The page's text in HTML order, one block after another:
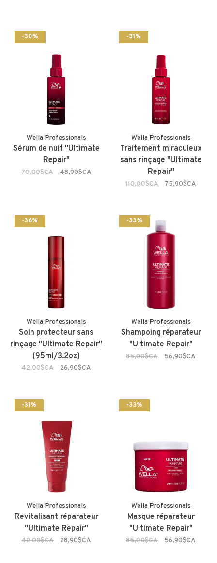
-30%
Wella Professionals
Sérum de nuit "Ultimate
Repair"
70,00$CA 48,90$CA
-31%
Wella Professionals
Traitement miraculeux
sans rinçage "Ultimate
Repair"
110,00$CA 75,90$CA
-36%
Wella Professionals
Soin protecteur sans
rinçage "Ultimate Repair"
(95ml/3.2oz)
42,00$CA 26,90$CA
-33%
Wella Professionals
Shampoing réparateur
"Ultimate Repair"
85,00$CA 56,90$CA
-31%
Wella Professionals
Revitalisant réparateur
"Ultimate Repair"
42,00$CA 28,90$CA
-33%
Wella Professionals
Masque réparateur
"Ultimate Repair"
85,00$CA 56,90$CA